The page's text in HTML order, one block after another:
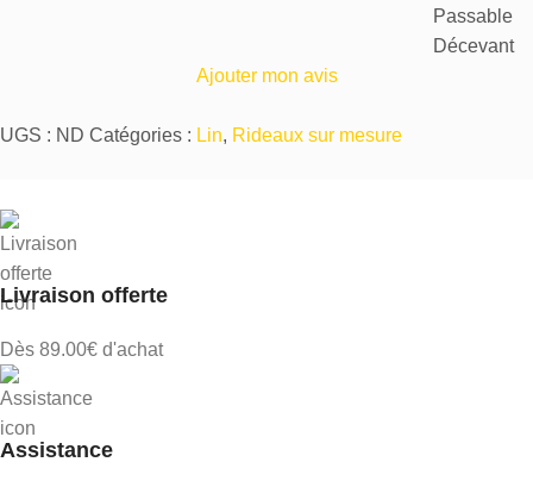
Passable
Décevant
Ajouter mon avis
UGS : ND Catégories : Lin, Rideaux sur mesure
Livraison offerte
Dès 89.00€ d'achat
Assistance